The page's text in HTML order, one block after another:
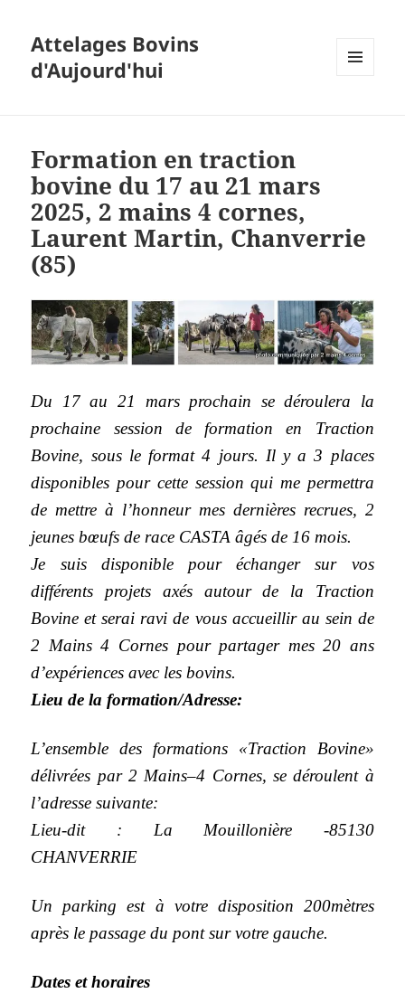
Attelages Bovins
d'Aujourd'hui
Formation en traction
bovine du 17 au 21 mars
2025, 2 mains 4 cornes,
Laurent Martin, Chanverrie
(85)
Du 17 au 21 mars prochain se déroulera la
prochaine session de formation en Traction
Bovine, sous le format 4 jours. Il y a 3 places
disponibles pour cette session qui me permettra
de mettre à l’honneur mes dernières recrues, 2
jeunes bœufs de race CASTA âgés de 16 mois.
Je suis disponible pour échanger sur vos
différents projets axés autour de la Traction
Bovine et serai ravi de vous accueillir au sein de
2 Mains 4 Cornes pour partager mes 20 ans
d’expériences avec les bovins.
Lieu de la formation/Adresse:
L’ensemble des formations «Traction Bovine»
délivrées par 2 Mains–4 Cornes, se déroulent à
l’adresse suivante:
Lieu-dit : La Mouillonière -85130
CHANVERRIE
Un parking est à votre disposition 200mètres
après le passage du pont sur votre gauche.
Dates et horaires